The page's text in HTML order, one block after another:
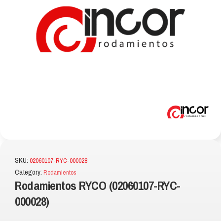
SKU: 02060107-RYC-000028
Category: Rodamientos
Rodamientos RYCO (02060107-RYC-
000028)